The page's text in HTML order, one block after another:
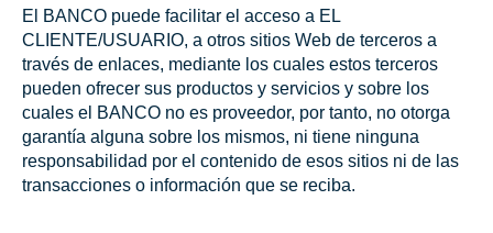
El BANCO puede facilitar el acceso a EL
CLIENTE/USUARIO, a otros sitios Web de terceros a
través de enlaces, mediante los cuales estos terceros
pueden ofrecer sus productos y servicios y sobre los
cuales el BANCO no es proveedor, por tanto, no otorga
garantía alguna sobre los mismos, ni tiene ninguna
responsabilidad por el contenido de esos sitios ni de las
transacciones o información que se reciba.